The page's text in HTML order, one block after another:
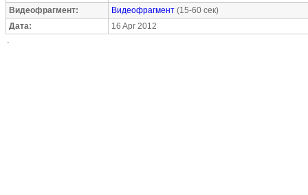
Видеофрагмент:
Видеофрагмент (15-60 сек)
Дата:
16 Apr 2012